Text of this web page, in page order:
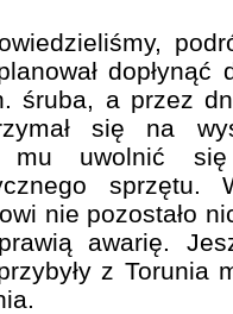
dopłynąć
śruba, a przez
się na
mu uwolnić
sprzętu.
nie pozostało
awarię.
z